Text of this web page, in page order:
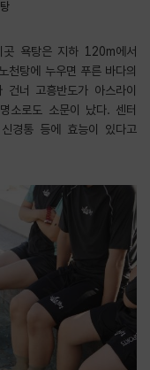
곳 욕탕은 지하 120m에서
천탕에 누우면 푸른 바다의
너 고흥반도가 아스라이
소로도 소문이 났다. 센터
경통 등에 효능이 있다고